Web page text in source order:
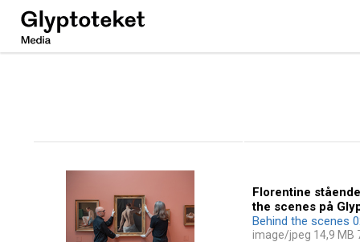
Ny
Florentine
the scenes på
Behind the scenes
image/jpeg 14,9 MB